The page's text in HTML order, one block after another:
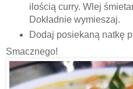
ilością curry. Wlej
Dokładnie wymieszaj.
Dodaj posiekaną natkę
Smacznego!